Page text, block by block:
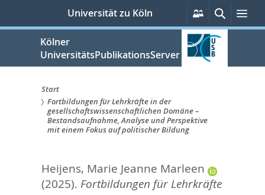
springen
Universität zu Köln
Persönliche
Services
Suche
Kölner
UniversitätsPublikationsServer
Sie
sind
Start
Fortbildungen für Lehrkräfte in der
gesellschaftswissenschaftlichen Domäne –
Bestandsaufnahme, Analyse und Perspektive
mit einem Fokus auf politischer Bildung
Heijens, Marie Jeanne Marleen
(2025). Fortbildungen für Lehrkräfte